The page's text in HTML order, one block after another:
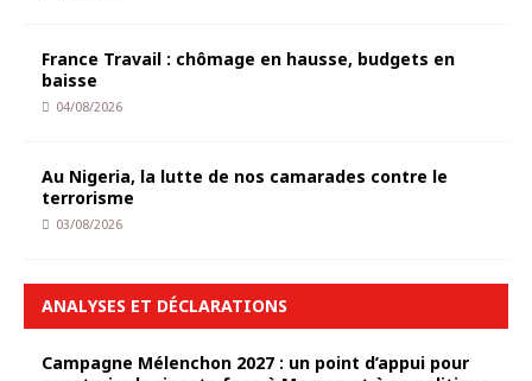
France Travail : chômage en hausse, budgets en
baisse
04/08/2026
Au Nigeria, la lutte de nos camarades contre le
terrorisme
03/08/2026
ANALYSES ET DÉCLARATIONS
Campagne Mélenchon 2027 : un point d’appui pour